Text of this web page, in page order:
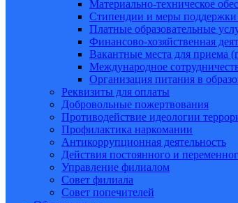
Материально-техническое
Стипендии и меры
Платные образовательные
Финансово-хозяйственная
Вакантные места для приема
Международное
Организация питания в
Реквизиты для оплаты
Добровольные пожертвования
Противодействие идеологии
Профилактика наркомании
Антикоррупционная деятельность
Действия постоянного и
Управление филиалом
Совет филиала
Совет попечителей